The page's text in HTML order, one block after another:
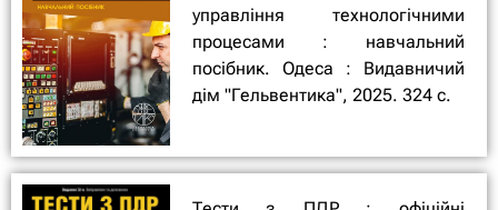
управління технологічними
процесами : навчальний
посібник. Одеса : Видавничий
дім "Гельвентика", 2025. 324 с.